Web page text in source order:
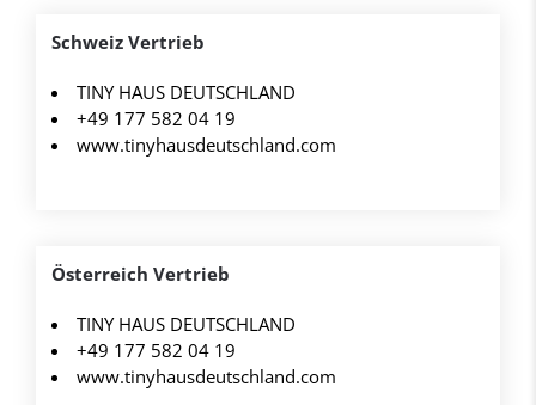
Schweiz Vertrieb
TINY HAUS DEUTSCHLAND
+49 177 582 04 19
www.tinyhausdeutschland.com
Österreich Vertrieb
TINY HAUS DEUTSCHLAND
+49 177 582 04 19
www.tinyhausdeutschland.com